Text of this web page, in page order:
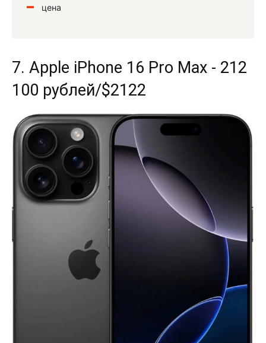
цена
7. Apple iPhone 16 Pro Max - 212
100 рублей/$2122